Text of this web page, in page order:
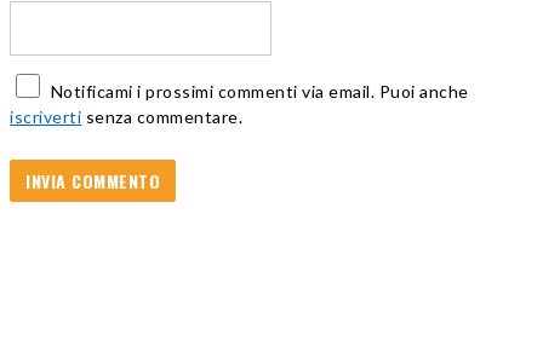
Notificami i prossimi commenti via email. Puoi anche
iscriverti senza commentare.